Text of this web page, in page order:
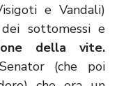
e Vandali)
sottomessi e
della vite.
(che poi